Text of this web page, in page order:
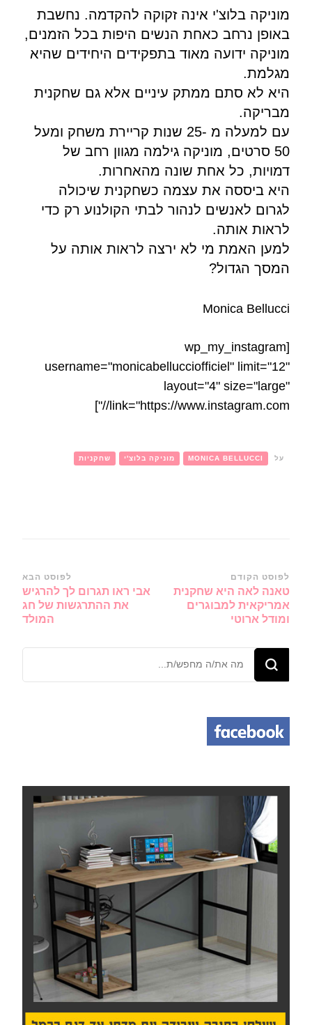
מוניקה בלוצ'י אינה זקוקה להקדמה. נחשבת
באופן נרחב כאחת הנשים היפות בכל הזמנים,
מוניקה ידועה מאוד בתפקידים היחידים שהיא
מגלמת.
היא לא סתם ממתק עיניים אלא גם שחקנית
מבריקה.
עם למעלה מ -25 שנות קריירת משחק ומעל
50 סרטים, מוניקה גילמה מגוון רחב של
דמויות, כל אחת שונה מהאחרות.
היא ביססה את עצמה כשחקנית שיכולה
לגרום לאנשים לנהור לבתי הקולנוע רק כדי
לראות אותה.
למען האמת מי לא ירצה לראות אותה על
המסך הגדול?
Monica Bellucci
[wp_my_instagram
username="monicabellucciofficiel" limit="12"
layout="4" size="large"
link="https://www.instagram.com//"]
על MONICA BELLUCCI מוניקה בלוצ'י שחקניות
ניווט
ברשומות
לפוסט הקודם
טאנה לאה היא שחקנית
אמריקאית למבוגרים
ומודל ארוטי
לפוסט הבא
אבי ראו תגרום לך להרגיש
את ההתרגשות של חג
המולד
מחפש/ת
משהו?